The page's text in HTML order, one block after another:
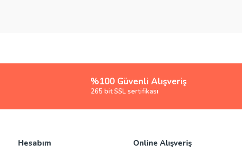
%100 Güvenli Alışveriş
265 bit SSL sertifikası
Hesabım Online Alışveriş